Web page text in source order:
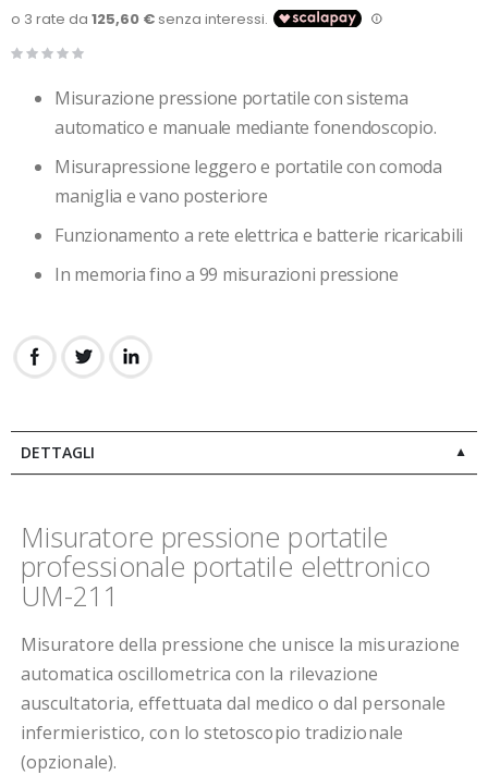
Misurazione pressione portatile con sistema
automatico e manuale mediante fonendoscopio.
Misurapressione leggero e portatile con comoda
maniglia e vano posteriore
Funzionamento a rete elettrica e batterie ricaricabili
In memoria fino a 99 misurazioni pressione
DETTAGLI
Misuratore pressione portatile
professionale portatile elettronico
UM-211
Misuratore della pressione che unisce la misurazione
automatica oscillometrica con la rilevazione
auscultatoria, effettuata dal medico o dal personale
infermieristico, con lo stetoscopio tradizionale
(opzionale).